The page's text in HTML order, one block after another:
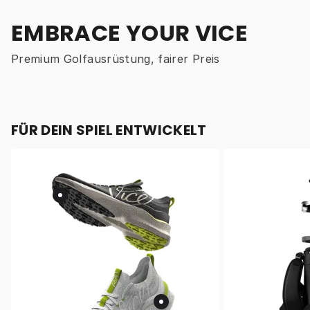
EMBRACE YOUR VICE
Premium Golfausrüstung, fairer Preis
FÜR DEIN SPIEL ENTWICKELT